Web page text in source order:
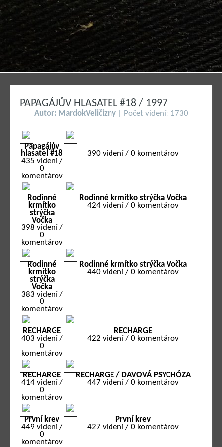
PAPAGÁJŮV HLASATEL #18 / 1997
Autor: MardokVeličizny| Počet videní: 1730
Papagájův
hlasatel #18
435 videní /
0
komentárov
390 videní / 0 komentárov
Rodinné
krmítko
strýčka
Vočka
398 videní /
0
komentárov
Rodinné krmítko strýčka Vočka
424 videní / 0 komentárov
Rodinné
krmítko
strýčka
Vočka
383 videní /
0
komentárov
Rodinné krmítko strýčka Vočka
440 videní / 0 komentárov
RECHARGE
403 videní /
0
komentárov
RECHARGE
422 videní / 0 komentárov
RECHARGE
414 videní /
0
komentárov
RECHARGE / DAVOVÁ PSYCHÓZA
447 videní / 0 komentárov
První krev
449 videní /
0
komentárov
První krev
427 videní / 0 komentárov